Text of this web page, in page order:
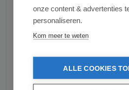
efficiënte plumeau voor
reinigen? Dan is deze luxe
plumeau een ideale keuze
Productnummer:
onze content & advertenties
personaliseren.
Kom meer te weten
ALLE COOKIES